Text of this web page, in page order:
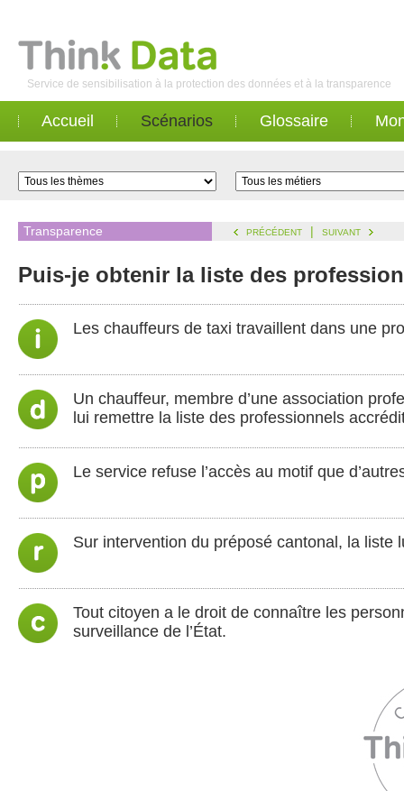
Service de sensibilisation à la protection des données et à la transparence
Accueil Scénarios Glossaire
Transparence PRÉCÉDENT | SUIVANT
Puis-je obtenir la liste des
Les chauffeurs de taxi travaillent dans une
Un chauffeur, membre d’une association
lui remettre la liste des professionnels
Le service refuse l’accès au motif que
Sur intervention du préposé cantonal, la liste
Tout citoyen a le droit de connaître les
surveillance de l’État.